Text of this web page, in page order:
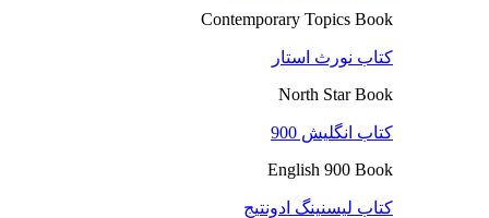
Contemporary Topics Book
کتاب نورث استار
North Star Book
کتاب انگلیش 900
English 900 Book
کتاب لیسنینگ ادونتیج